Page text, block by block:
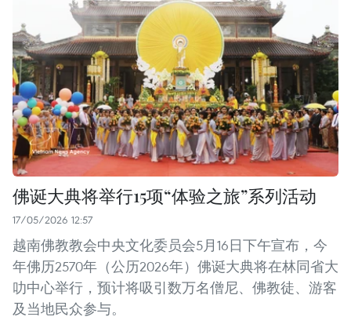
佛诞大典将举行15项“体验之旅”系列活动
17/05/2026 12:57
越南佛教教会中央文化委员会5月16日下午宣布，今
年佛历2570年（公历2026年）佛诞大典将在林同省大
叻中心举行，预计将吸引数万名僧尼、佛教徒、游客
及当地民众参与。